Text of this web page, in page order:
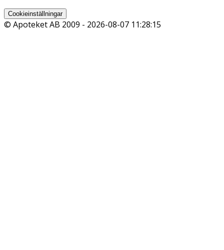
Cookieinställningar
© Apoteket AB 2009 - 2026-08-07 11:28:15